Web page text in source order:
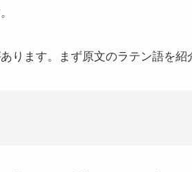
。
ります。まず原文のラテン語を紹